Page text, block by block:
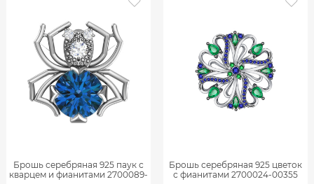
Брошь серебряная 925 паук с
кварцем и фианитами 2700089-
Брошь серебряная 925 цветок
с фианитами 2700024-00355